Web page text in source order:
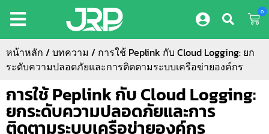
0
หน้าหลัก / บทความ / การใช้ Peplink กับ Cloud Logging: ยก
ระดับความปลอดภัยและการติดตามระบบเครือข่ายองค์กร
การใช้ Peplink กับ Cloud Logging:
ยกระดับความปลอดภัยและการ
ติดตามระบบเครือข่ายองค์กร